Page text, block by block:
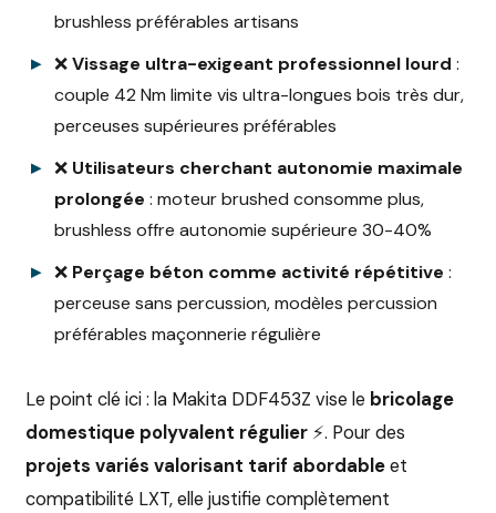
brushless préférables artisans
❌Vissage ultra-exigeant professionnel lourd :
couple 42 Nm limite vis ultra-longues bois très dur,
perceuses supérieures préférables
❌ Utilisateurs cherchant autonomie maximale
prolongée : moteur brushed consomme plus,
brushless offre autonomie supérieure 30-40%
❌ Perçage béton comme activité répétitive :
perceuse sans percussion, modèles percussion
préférables maçonnerie régulière
Le point clé ici : la Makita DDF453Z vise le bricolage
domestique polyvalent régulier ⚡. Pour des
projets variés valorisant tarif abordableet
compatibilité LXT, elle justifie complètement